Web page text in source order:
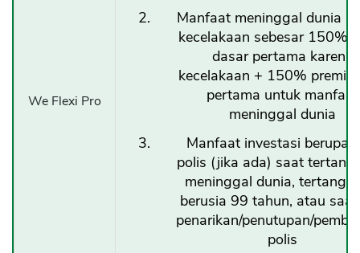
We Flexi Pro
Manfaat meninggal dunia
kecelakaan sebesar 150%
dasar pertama karena
kecelakaan + 150% premi
pertama untuk manfaat
meninggal dunia
Manfaat investasi berupa
polis (jika ada) saat
meninggal dunia,
berusia 99 tahun, atau
penarikan/penutupan/
polis